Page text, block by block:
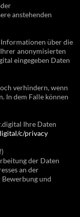
anstehenden
über die
anonymisierten
eingegeben Daten
verhindern, wenn
In dem Falle können
Ihre Daten
c/privacy
der Daten
an der
und